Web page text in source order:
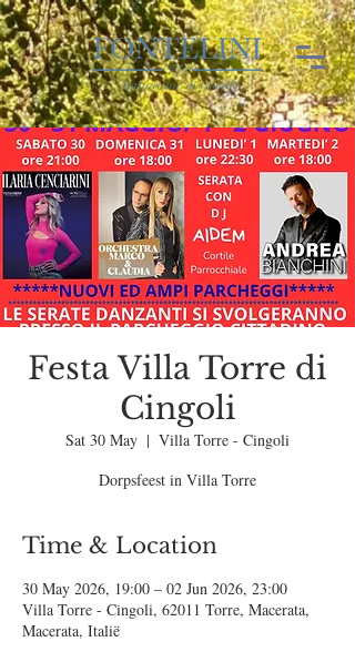
Festa Villa Torre di
Cingoli
Sat 30 May
  |
Villa Torre - Cingoli
Dorpsfeest in Villa Torre
Time & Location
30 May 2026, 19:00 – 02 Jun 2026, 23:00
Villa Torre - Cingoli, 62011 Torre, Macerata,
Macerata, Italië